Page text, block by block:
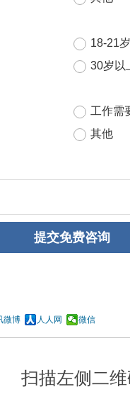
微博 人人网 微信
扫描左侧二